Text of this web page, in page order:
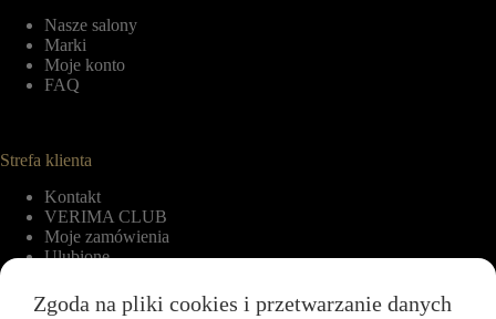
Nasze salony
Marki
Moje konto
FAQ
Strefa klienta
Kontakt
VERIMA CLUB
Moje zamówienia
Ulubione
Zgoda na pliki cookies i przetwarzanie danych